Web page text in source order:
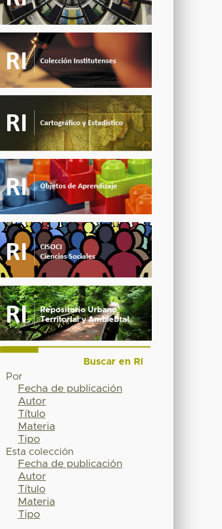
Buscar en RI
Por
Fecha de publicación
Autor
Título
Materia
Tipo
Esta colección
Fecha de publicación
Autor
Título
Materia
Tipo